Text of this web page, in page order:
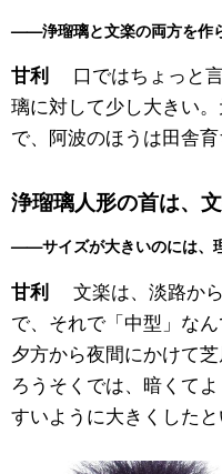
——浄瑠璃と文楽の両方を作
甘利
口ではちょっと
璃に対して少し大きい
で、阿波のほうは田舎
浄瑠璃人形の首は、
——サイズが大きいのには、
甘利
文楽は、淡路か
で、それで「中型」な
夕方から夜間にかけて
ろうそくでは、暗くて
すいように大きくしたと